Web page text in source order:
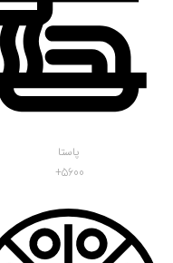
پاستا
5600